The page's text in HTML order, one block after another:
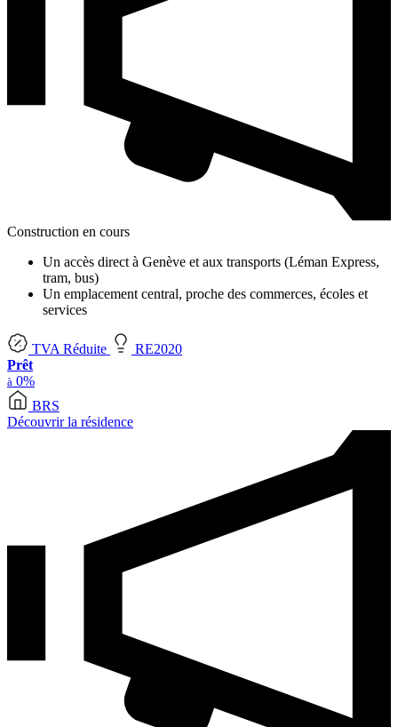
Construction en cours
Un accès direct à Genève et aux transports (Léman Express,
tram, bus)
Un emplacement central, proche des commerces, écoles et
services
TVA Réduite
RE2020
Prêt
à 0%
BRS
Découvrir la résidence